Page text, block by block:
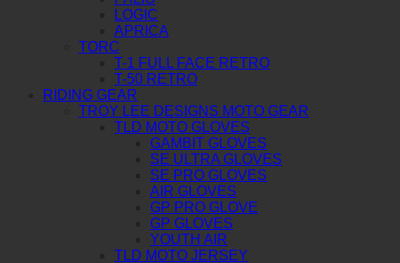
LOGIC
APRICA
TORC
T-1 FULL FACE RETRO
T-50 RETRO
RIDING GEAR
TROY LEE DESIGNS MOTO GEAR
TLD MOTO GLOVES
GAMBIT GLOVES
SE ULTRA GLOVES
SE PRO GLOVES
AIR GLOVES
GP PRO GLOVE
GP GLOVES
YOUTH AIR
TLD MOTO JERSEY